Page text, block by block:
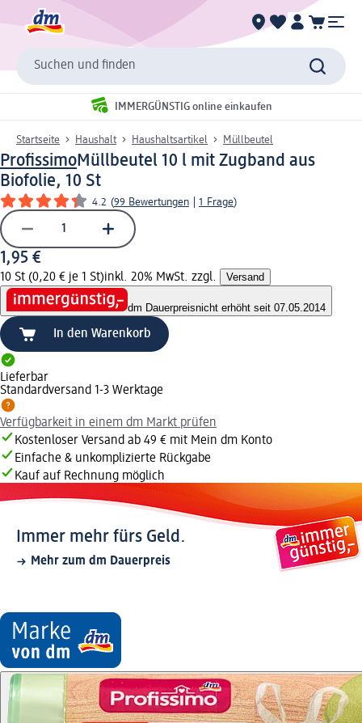
Suchen und finden
IMMERGÜNSTIG online einkaufen
Startseite Haushalt Haushaltsartikel Müllbeutel
ProfissimoMüllbeutel 10 l mit Zugband aus
Biofolie, 10 St
4.2 (99 Bewertungen 1 Frage)
1,95 €
10 St (0,20 € je 1 St)inkl. 20% MwSt. zzgl. Versand
dm Dauerpreisnicht erhöht seit 07.05.2014
In den Warenkorb
Lieferbar
Standardversand 1-3 Werktage
Verfügbarkeit in einem dm Markt prüfen
Kostenloser Versand ab 49 € mit Mein dm Konto
Einfache & unkomplizierte Rückgabe
Kauf auf Rechnung möglich
Immer mehr fürs Geld.
Mehr zum dm Dauerpreis